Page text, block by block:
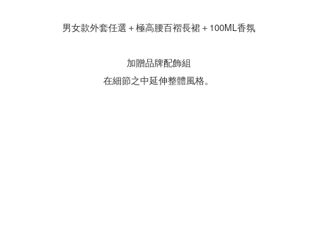
男女款外套任選＋極高腰百褶長裙＋100ML香氛
加贈品牌配飾組
在細節之中延伸整體風格。